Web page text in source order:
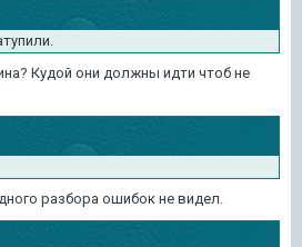
Кудой они должны идти чтоб не
разбора ошибок не видел.